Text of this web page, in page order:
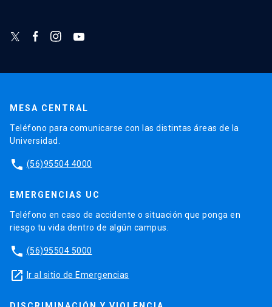
MESA CENTRAL
Teléfono para comunicarse con las distintas áreas de la
Universidad.
phone (56)95504 4000
EMERGENCIAS UC
Teléfono en caso de accidente o situación que ponga en
riesgo tu vida dentro de algún campus.
phone (56)95504 5000
launch Ir al sitio de Emergencias